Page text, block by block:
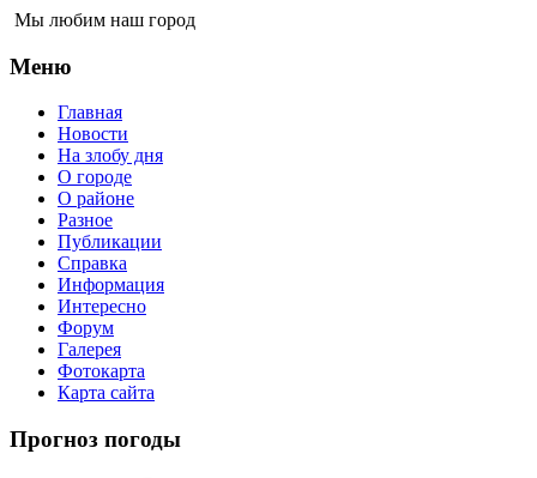
Мы любим наш город
Меню
Главная
Новости
На злобу дня
О городе
О районе
Разное
Публикации
Справка
Информация
Интересно
Форум
Галерея
Фотокарта
Карта сайта
Прогноз погоды